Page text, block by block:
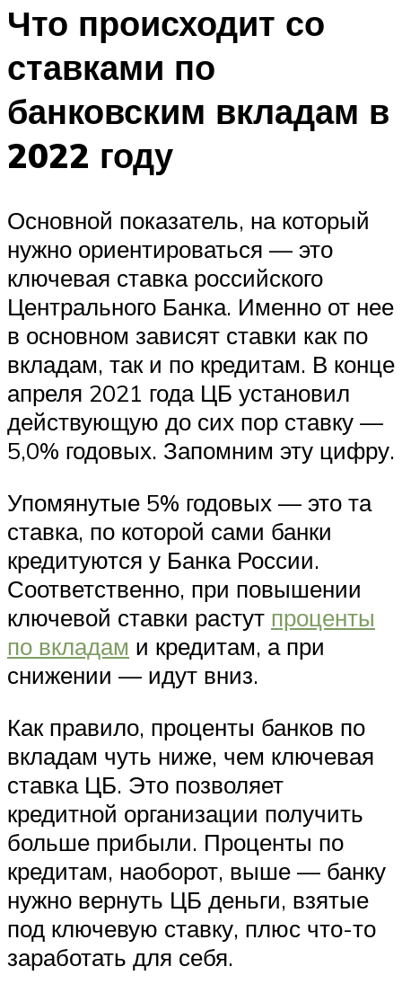
Что происходит со
ставками по
банковским вкладам в
2022 году
Основной показатель, на который
нужно ориентироваться — это
ключевая ставка российского
Центрального Банка. Именно от нее
в основном зависят ставки как по
вкладам, так и по кредитам. В конце
апреля 2021 года ЦБ установил
действующую до сих пор ставку —
5,0% годовых. Запомним эту цифру.
Упомянутые 5% годовых — это та
ставка, по которой сами банки
кредитуются у Банка России.
Соответственно, при повышении
ключевой ставки растут проценты
по вкладам и кредитам, а при
снижении — идут вниз.
Как правило, проценты банков по
вкладам чуть ниже, чем ключевая
ставка ЦБ. Это позволяет
кредитной организации получить
больше прибыли. Проценты по
кредитам, наоборот, выше — банку
нужно вернуть ЦБ деньги, взятые
под ключевую ставку, плюс что-то
заработать для себя.